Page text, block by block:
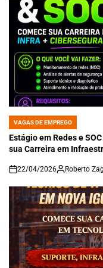
POSTED
IN
VAGAS DE EMPREGO
Estágio em Redes e
sua Carreira em
on
22/04/2026 Roberto